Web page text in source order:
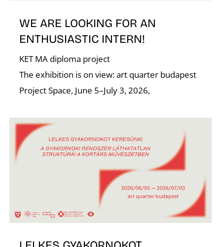
WE ARE LOOKING FOR AN
ENTHUSIASTIC INTERN!
KET MA diploma project
The exhibition is on view: art quarter budapest
Project Space, June 5–July 3, 2026,